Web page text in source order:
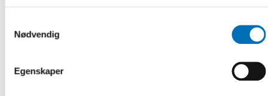
Nødvendig
Egenskaper
Riikka Perälä, Post-Doctoral Researcher at the Y-